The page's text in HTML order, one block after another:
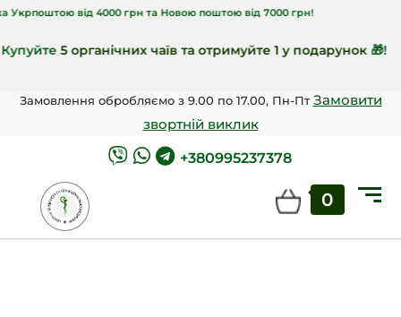
від 4000 грн та Новою поштою від 7000 грн!
5 органічних чаїв та отримуйте 1 у подарунок🎁!
Замовлення обробляємо з 9.00 по 17.00, Пн-ПтЗамовити
звортній виклик
+380995237378
0